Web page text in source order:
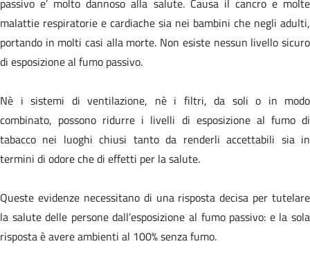
malattie respiratorie e cardiache sia nei bambini che negli adulti,
portando in molti casi alla morte. Non esiste nessun livello sicuro
di esposizione al fumo passivo.
Nè i sistemi di ventilazione, nè i filtri, da soli o in modo
combinato, possono ridurre i livelli di esposizione al fumo di
tabacco nei luoghi chiusi tanto da renderli accettabili sia in
termini di odore che di effetti per la salute.
Queste evidenze necessitano di una risposta decisa per tutelare
la salute delle persone dall’esposizione al fumo passivo: e la sola
risposta è avere ambienti al 100% senza fumo.